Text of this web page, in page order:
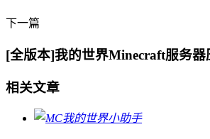
下一篇
[全版本]我的世界Minecraft服务器
相关文章